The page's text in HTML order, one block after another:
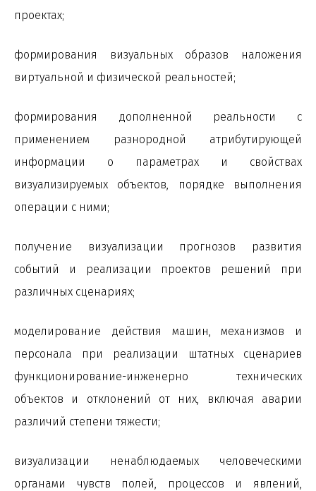
проектах;
формирования визуальных образов наложения
виртуальной и физической реальностей;
формирования дополненной реальности с
применением разнородной атрибутирующей
информации о параметрах и свойствах
визуализируемых объектов, порядке выполнения
операции с ними;
получение визуализации прогнозов развития
событий и реализации проектов решений при
различных сценариях;
моделирование действия машин, механизмов и
персонала при реализации штатных сценариев
функционирование-инженерно технических
объектов и отклонений от них, включая аварии
различий степени тяжести;
визуализации ненаблюдаемых человеческими
органами чувств полей, процессов и явлений,